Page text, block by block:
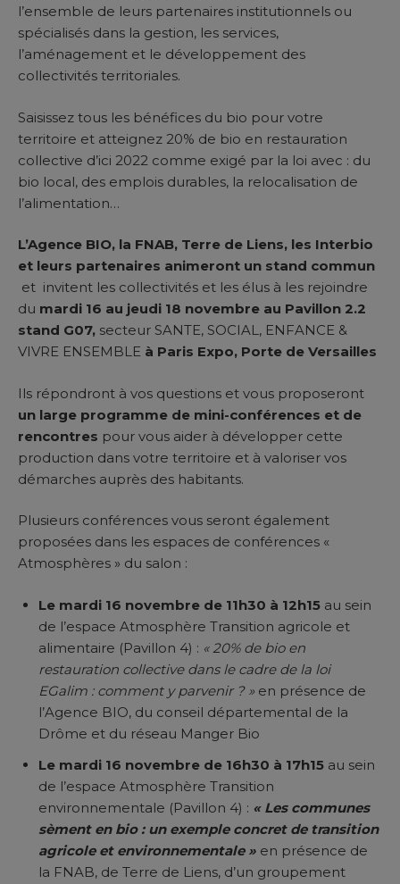
l’ensemble de leurs partenaires institutionnels ou
spécialisés dans la gestion, les services,
l’aménagement et le développement des
collectivités territoriales.
Saisissez tous les bénéfices du bio pour votre
territoire et atteignez 20% de bio en restauration
collective d’ici 2022 comme exigé par la loi avec : du
bio local, des emplois durables, la relocalisation de
l’alimentation…
L’Agence BIO, la FNAB, Terre de Liens, les Interbio
et leurs partenaires animeront un stand commun
et invitent les collectivités et les élus à les rejoindre
du mardi 16 au jeudi 18 novembre au Pavillon 2.2
stand G07, secteur SANTE, SOCIAL, ENFANCE &
VIVRE ENSEMBLE à Paris Expo, Porte de Versailles
Ils répondront à vos questions et vous proposeront
un large programme de mini-conférences et de
rencontres pour vous aider à développer cette
production dans votre territoire et à valoriser vos
démarches auprès des habitants.
Plusieurs conférences vous seront également
proposées dans les espaces de conférences «
Atmosphères » du salon :
Le mardi 16 novembre de 11h30 à 12h15au sein
de l’espace Atmosphère Transition agricole et
alimentaire (Pavillon 4) : « 20% de bio en
restauration collective dans le cadre de la loi
EGalim : comment y parvenir ? » en présence de
l’Agence BIO, du conseil départemental de la
Drôme et du réseau Manger Bio
Le mardi 16 novembre de 16h30 à 17h15au sein
de l’espace Atmosphère Transition
environnementale (Pavillon 4) : « Les communes
sèment en bio : un exemple concret de transition
agricole et environnementale » en présence de
la FNAB, de Terre de Liens, d’un groupement